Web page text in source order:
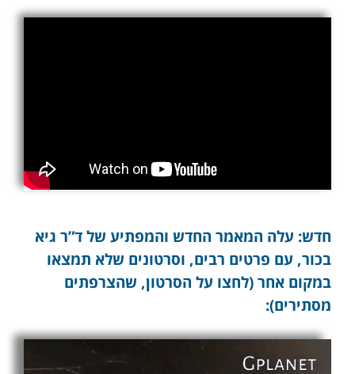
חדש: עלה המאמר החדש והמפתיע של ד”ר גיא
בכור, עם פרטים רבים, וסרטונים שלא תמצאו
במקום אחר (לחצו על הסרטון, שהצרפתים
מסתירים):